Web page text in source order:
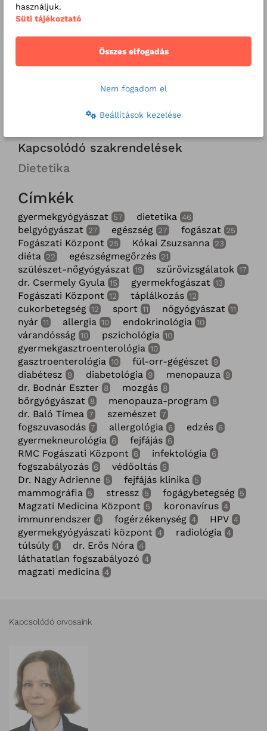
BLOG 2026. 06. 30
Dietetika szülés után
Kapcsolódó szakrendelések
Dietetika
Címkék
gyermekgyógyászat 57 dietetika 46
belgyógyászat 27 egészség 27 fogászat 25
Fogászati Központ 25 Kókai Zsuzsanna 23
diéta 22 egészségmegőrzés 21
szülészet-nőgyógyászat 19 szűrővizsgálatok 17
dr. Csermely Gyula 15 gyermekfogászat 13
Fogászati Központ 12 táplálkozás 12
cukorbetegség 12 sport 11 nőgyógyászat 11
nyár 11 allergia 10 endokrinológia 10
várandósság 10 pszichológia 10
gyermekgasztroenterológia 10
gasztroenterológia 10 fül-orr-gégészet 9
diabétesz 9 diabetológia 9 menopauza 9
dr. Bodnár Eszter 8 mozgás 8
bőrgyógyászat 8 menopauza-program 8
dr. Baló Tímea 7 szemészet 7
fogszuvasodás 7 allergológia 6 edzés 6
gyermekneurológia 6 fejfájás 6
RMC Fogászati Központ 6 infektológia 6
fogszabályozás 6 védőoltás 5
Dr. Nagy Adrienne 5 fejfájás klinika 5
mammográfia 5 stressz 5 fogágybetegség 5
Magzati Medicina Központ 5 koronavírus 4
immunrendszer 4 fogérzékenység 4 HPV 4
gyermekgyógyászati központ 4 radiológia 4
túlsúly 4 dr. Erős Nóra 4
láthatatlan fogszabályozó 4
magzati medicina 4
Kapcsolódó orvosaink
használjuk.
Süti tájékoztató
Összes elfogadás
Nem fogadom el
Beállítások kezelése